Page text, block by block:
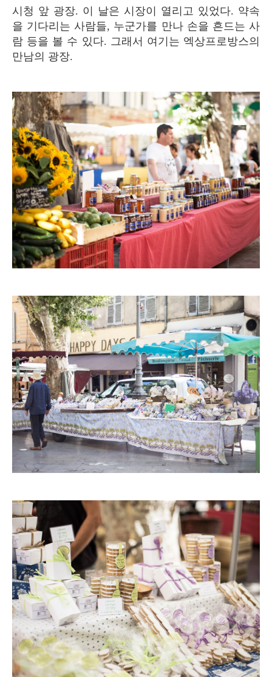
시청 앞 광장. 이 날은 시장이 열리고 있었다. 약속
을 기다리는 사람들, 누군가를 만나 손을 흔드는 사
람 등을 볼 수 있다. 그래서 여기는 엑상프로방스의
만남의 광장.